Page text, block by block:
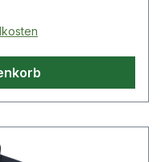
40°C;Nicht
Trockenreinigen